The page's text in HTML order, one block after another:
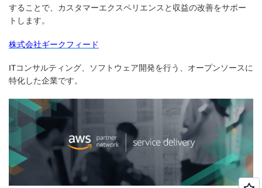
することで、カスタマーエクスペリエンスと収益の改善をサポー
トします。
株式会社ギークフィード
ITコンサルティング、ソフトウェア開発を行う、オープンソースに
特化した企業です。